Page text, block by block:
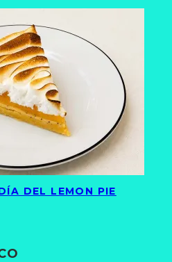
DEL LEMON PIE